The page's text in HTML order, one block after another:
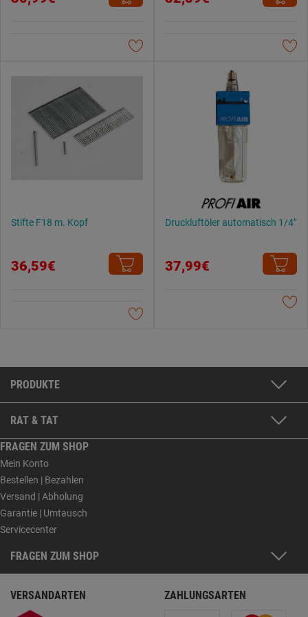
Stifte F18 m. Kopf
36,59€
Druckluftöler automatisch 1/4"
37,99€
PRODUKTE
RAT & TAT
FRAGEN ZUM SHOP
Mein Konto
Bestellen | Bezahlen
Versand | Abholung
Garantie | Umtausch
Servicecenter
FRAGEN ZUM SHOP
VERSANDARTEN ZAHLUNGSARTEN